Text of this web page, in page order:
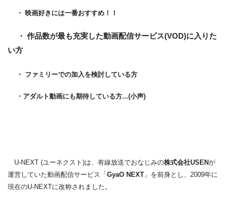
・ 映画好きには一番おすすめ！！
・ 作品数が最も充実した動画配信サービス(VOD)に入りた
い方
・ ファミリーでの加入を検討している方
・アダルト動画にも期待している方...(小声)
U-NEXT (ユーネクスト)は、有線放送でおなじみの株式会社USENが
運営していた動画配信サービス「 GyaO NEXT 」を前身とし、2009年に
現在のU-NEXTに改称されました。